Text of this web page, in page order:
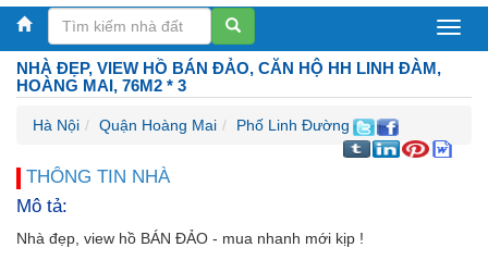
Bán
nhà
Nội
NHÀ ĐẸP, VIEW HỒ BÁN ĐẢO, CĂN HỘ HH LINH ĐÀM,
HOÀNG MAI, 76M2 * 3
Hà Nội Quận Hoàng Mai Phố Linh Đường
THÔNG TIN NHÀ
Mô tả:
Nhà đẹp, view hồ BÁN ĐẢO - mua nhanh mới kịp !